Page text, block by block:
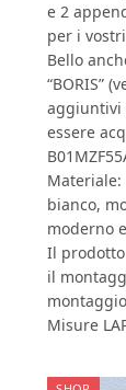
e 2
per i
Bello
“BORIS”
aggiuntivi
essere
Materiale:
bianco,
moderno
Il
il
Misure